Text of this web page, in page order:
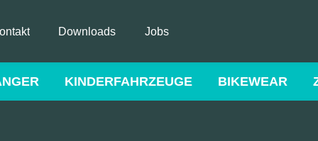
Downloads Jobs
KINDERFAHRZEUGE BIKEWEAR